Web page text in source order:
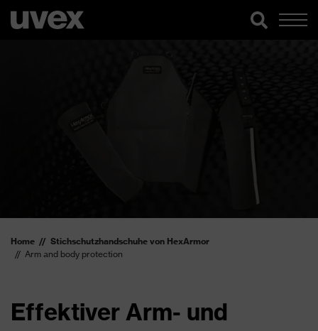
Home
Stichschutzhandschuhe von HexArmor
Arm and body protection
Effektiver Arm- und